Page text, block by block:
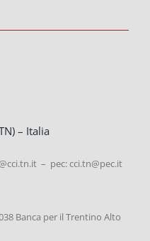
– Italia
– pec: cci.tn@pec.it
Banca per il Trentino Alto